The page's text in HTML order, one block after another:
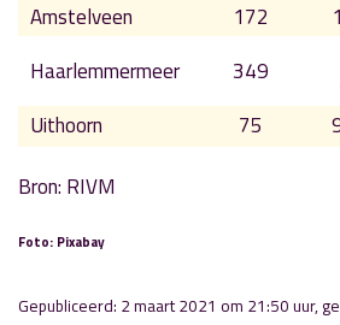
Amstelveen
172
Haarlemmermeer
349
Uithoorn
75
Bron: RIVM
Foto: Pixabay
Gepubliceerd: 2 maart 2021 om 21:50 uur,